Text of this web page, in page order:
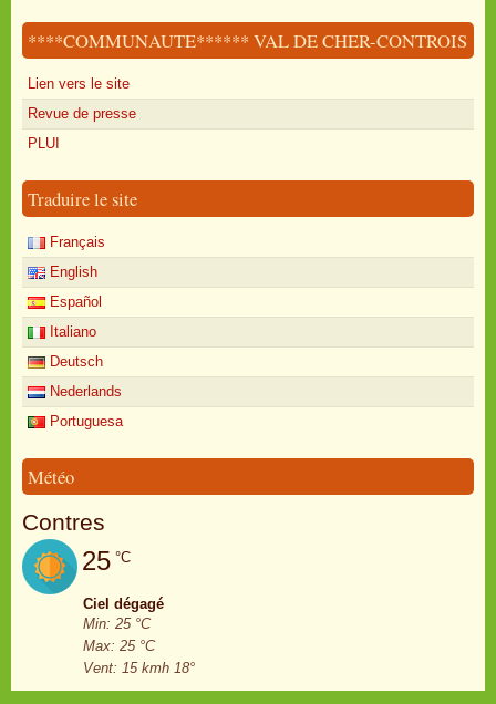
****COMMUNAUTE****** VAL DE CHER-CONTROIS
Lien vers le site
Revue de presse
PLUI
Traduire le site
Français
English
Español
Italiano
Deutsch
Nederlands
Portuguesa
Météo
Contres
25 °C
Ciel dégagé
Min: 25 °C
Max: 25 °C
Vent: 15 kmh 18°